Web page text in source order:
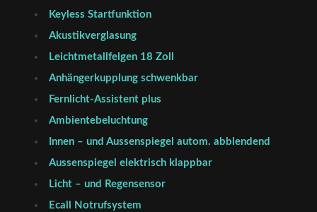
Keyless Startfunktion
Akustikverglasung
Leichtmetallfelgen 18 Zoll
Anhängerkupplung schwenkbar
Fernlicht-Assistent plus
Ambientebeluchtung
Innen – und Aussenspiegel autom. abblendend
Aussenspiegel elektrisch klappbar
Licht – und Regensensor
Ecall Notrufsystem